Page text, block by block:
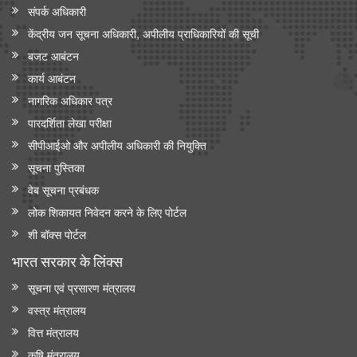
संपर्क अधिकारी
केंद्रीय जन सूचना अधिकारी, अपीलीय प्राधिकारियों की सूची
बजट आबंटन
कार्य आबंटन
नागरिक अधिकार पत्र
पारदर्शिता लेखा परीक्षा
सीपीआईओ और अपी‍लीय अधिकारी की नियुक्ति
सूचना पुस्तिका
वेब सूचना प्रबंधक
लोक शिकायत निवेदन करने के लिए पोर्टल
शी बॉक्स पोर्टल
भारत सरकार के लिंक्‍स
सूचना एवं प्रसारण मंत्रालय
वस्त्र मंत्रालय
वित्त मंत्रालय